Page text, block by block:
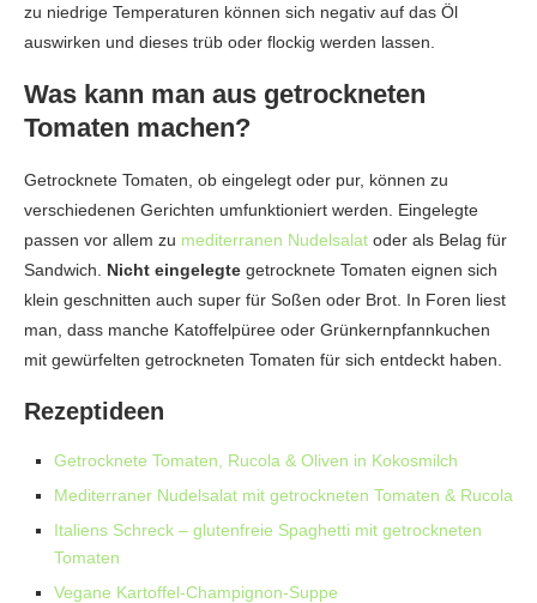
zu niedrige Temperaturen können sich negativ auf das Öl
auswirken und dieses trüb oder flockig werden lassen.
Was kann man aus getrockneten
Tomaten machen?
Getrocknete Tomaten, ob eingelegt oder pur, können zu
verschiedenen Gerichten umfunktioniert werden. Eingelegte
passen vor allem zu mediterranen Nudelsalat oder als Belag für
Sandwich. Nicht eingelegte getrocknete Tomaten eignen sich
klein geschnitten auch super für Soßen oder Brot. In Foren liest
man, dass manche Katoffelpüree oder Grünkernpfannkuchen
mit gewürfelten getrockneten Tomaten für sich entdeckt haben.
Rezeptideen
Getrocknete Tomaten, Rucola & Oliven in Kokosmilch
Mediterraner Nudelsalat mit getrockneten Tomaten & Rucola
Italiens Schreck – glutenfreie Spaghetti mit getrockneten
Tomaten
Vegane Kartoffel-Champignon-Suppe